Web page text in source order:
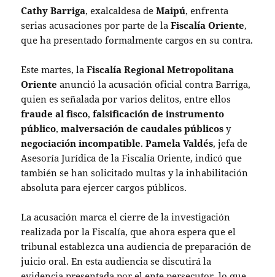
Cathy Barriga, exalcaldesa deMaipú, enfrenta
serias acusaciones por parte de laFiscalía Oriente,
que ha presentado formalmente cargos en su contra.
Este martes, laFiscalía Regional Metropolitana
Oriente anunció la acusación oficial contra Barriga,
quien es señalada por varios delitos, entre ellos
fraude al fisco,falsificación de instrumento
público,malversación de caudales públicos y
negociación incompatible.Pamela Valdés, jefa de
Asesoría Jurídica de la Fiscalía Oriente, indicó que
también se han solicitado multas y la inhabilitación
absoluta para ejercer cargos públicos.
La acusación marca el cierre de la investigación
realizada por la Fiscalía, que ahora espera que el
tribunal establezca una audiencia de preparación de
juicio oral. En esta audiencia se discutirá la